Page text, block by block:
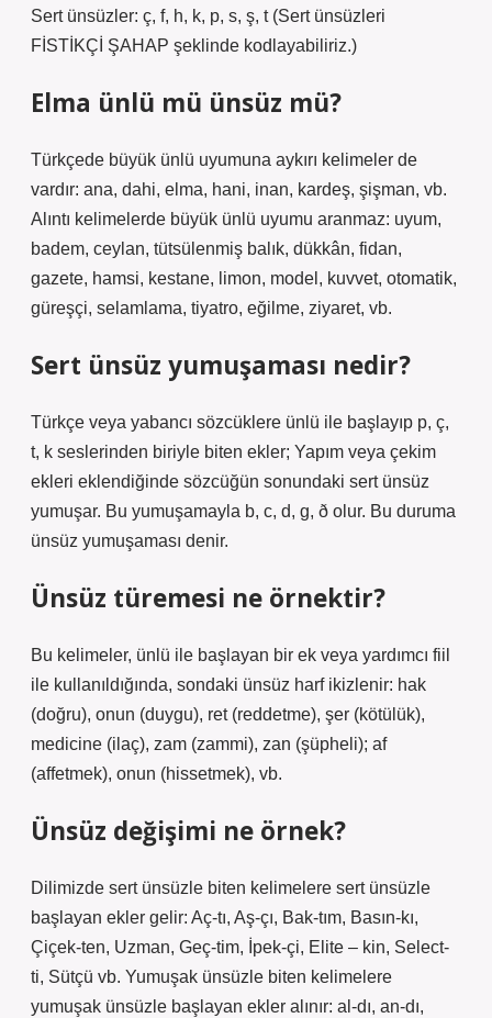
Sert ünsüzler: ç, f, h, k, p, s, ş, t (Sert ünsüzleri
FİSTİKÇİ ŞAHAP şeklinde kodlayabiliriz.)
Elma ünlü mü ünsüz mü?
Türkçede büyük ünlü uyumuna aykırı kelimeler de
vardır: ana, dahi, elma, hani, inan, kardeş, şişman, vb.
Alıntı kelimelerde büyük ünlü uyumu aranmaz: uyum,
badem, ceylan, tütsülenmiş balık, dükkân, fidan,
gazete, hamsi, kestane, limon, model, kuvvet, otomatik,
güreşçi, selamlama, tiyatro, eğilme, ziyaret, vb.
Sert ünsüz yumuşaması nedir?
Türkçe veya yabancı sözcüklere ünlü ile başlayıp p, ç,
t, k seslerinden biriyle biten ekler; Yapım veya çekim
ekleri eklendiğinde sözcüğün sonundaki sert ünsüz
yumuşar. Bu yumuşamayla b, c, d, g, ð olur. Bu duruma
ünsüz yumuşaması denir.
Ünsüz türemesi ne örnektir?
Bu kelimeler, ünlü ile başlayan bir ek veya yardımcı fiil
ile kullanıldığında, sondaki ünsüz harf ikizlenir: hak
(doğru), onun (duygu), ret (reddetme), şer (kötülük),
medicine (ilaç), zam (zammi), zan (şüpheli); af
(affetmek), onun (hissetmek), vb.
Ünsüz değişimi ne örnek?
Dilimizde sert ünsüzle biten kelimelere sert ünsüzle
başlayan ekler gelir: Aç-tı, Aş-çı, Bak-tım, Basın-kı,
Çiçek-ten, Uzman, Geç-tim, İpek-çi, Elite – kin, Select-
ti, Sütçü vb. Yumuşak ünsüzle biten kelimelere
yumuşak ünsüzle başlayan ekler alınır: al-dı, an-dı,